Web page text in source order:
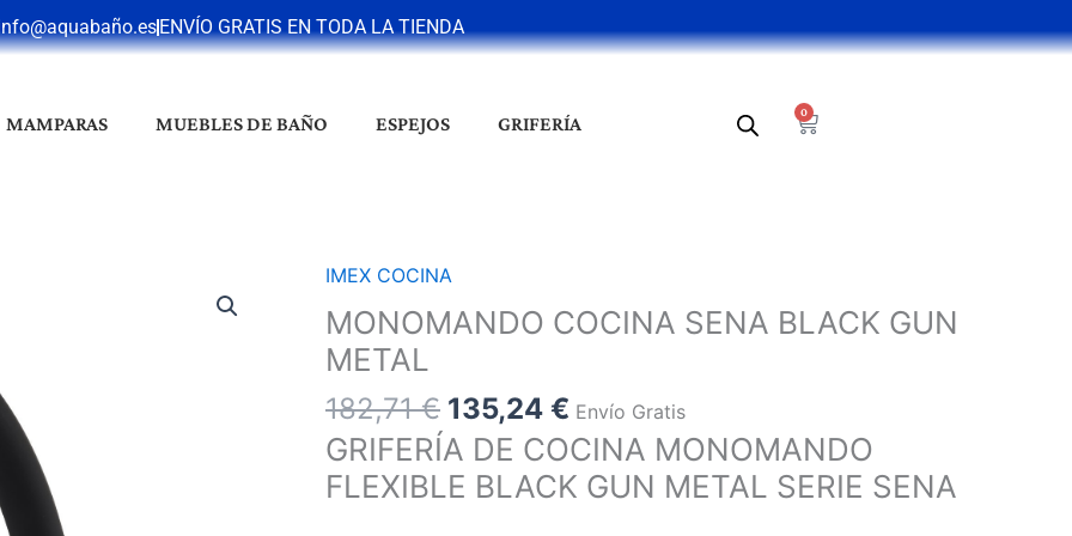
ENVÍO GRATIS EN TODA LA TIENDA
MAMPARAS MUEBLES DE BAÑO ESPEJOS GRIFERÍA
0
Cart
IMEX COCINA
MONOMANDO COCINA SENA BLACK GUN
METAL
182,71€
El
precio
original
182,71 €.
135,24 €
precio
actual
135,24 €.
Envío Gratis
GRIFERÍA DE COCINA MONOMANDO
FLEXIBLE BLACK GUN METAL SERIE SENA
MONOMANDO
COCINA
SENA
BLACK
GUN
METAL
cantidad